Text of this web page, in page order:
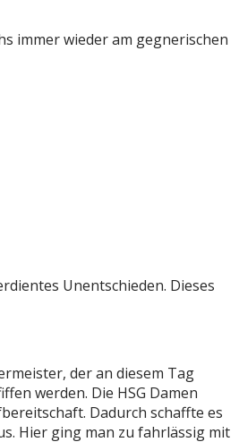
immer wieder am gegnerischen
Unentschieden. Dieses
der an diesem Tag
werden. Die HSG Damen
Dadurch schaffte es
Hier ging man zu fahrlässig mit